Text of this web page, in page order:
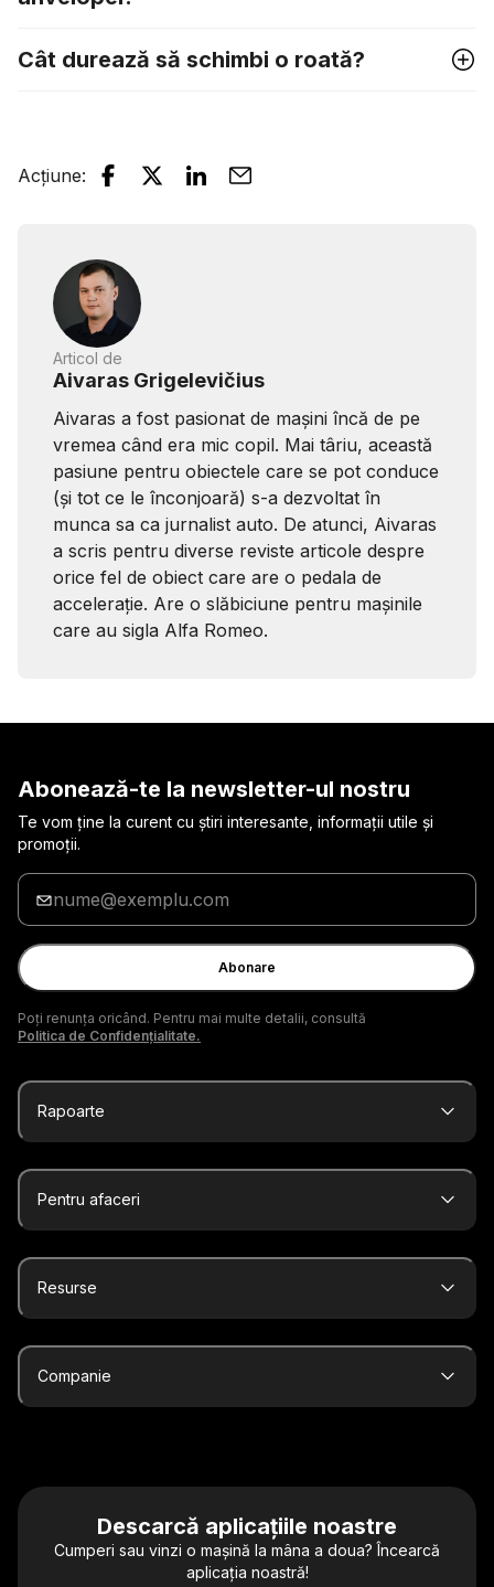
Cât durează să schimbi o roată?
Acțiune:
Articol de
Aivaras Grigelevičius
Aivaras a fost pasionat de mașini încă de pe
vremea când era mic copil. Mai târiu, această
pasiune pentru obiectele care se pot conduce
(și tot ce le înconjoară) s-a dezvoltat în
munca sa ca jurnalist auto. De atunci, Aivaras
a scris pentru diverse reviste articole despre
orice fel de obiect care are o pedala de
accelerație. Are o slăbiciune pentru mașinile
care au sigla Alfa Romeo.
Abonează-te la newsletter-ul nostru
Te vom ține la curent cu știri interesante, informații utile și
promoții.
Introduceți
adresa
de
e-
mail
Abonare
Poți renunța oricând. Pentru mai multe detalii, consultă
Politica de Confidențialitate.
Rapoarte
Pentru afaceri
Resurse
Companie
Descarcă aplicațiile noastre
Cumperi sau vinzi o mașină la mâna a doua? Încearcă
aplicația noastră!